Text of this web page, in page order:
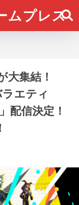
ムプレス
大集結！
エティ
配信決定！